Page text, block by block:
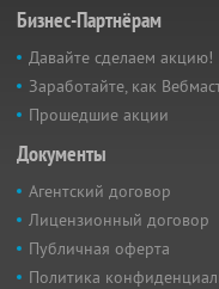
Бизнес-Партнёрам
Давайте сделаем акцию!
Заработайте, как
Прошедшие акции
Документы
Агентский договор
Лицензионный договор
Публичная оферта
Политика